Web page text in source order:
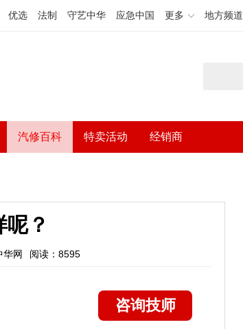
优选 法制 守艺中华 应急中国 更多 地方频道
汽修百科 特卖活动 经销商
？
华网 阅读：8595
咨询技师